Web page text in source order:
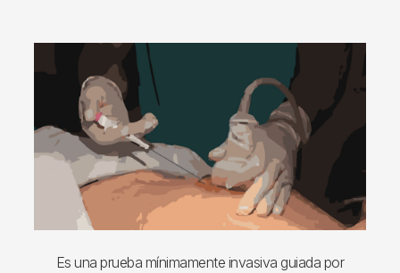
Es una prueba mínimamente invasiva guiada por